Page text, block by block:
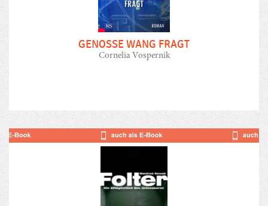
GENOSSE WANG FRAGT
Cornelia Vospernik